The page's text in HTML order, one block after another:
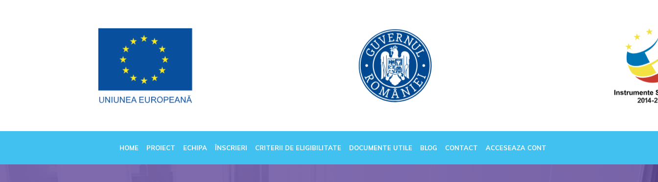
HOME PROIECT ECHIPA ÎNSCRIERI CRITERII DE ELIGIBILITATE DOCUMENTE UTILE BLOG CONTACT ACCESEAZA CONT